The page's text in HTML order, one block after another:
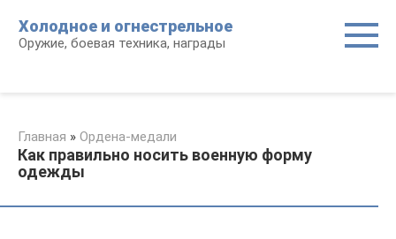
контенту
Холодное и огнестрельное
Оружие, боевая техника, награды
Главная » Ордена-медали
Как правильно носить военную форму
одежды